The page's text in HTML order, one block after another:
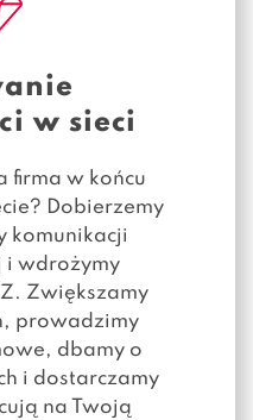
w sieci
firma w końcu
Dobierzemy
komunikacji
i wdrożymy
Zwiększamy
prowadzimy
dbamy o
i dostarczamy
na Twoją